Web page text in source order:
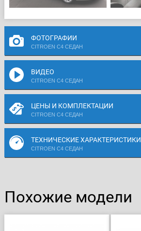
ФОТОГРАФИИ
CITROEN C4 СЕДАН
ВИДЕО
CITROEN C4 СЕДАН
ЦЕНЫ И КОМПЛЕКТАЦИИ
CITROEN C4 СЕДАН
ТЕХНИЧЕСКИЕ ХАРАКТЕРИСТИКИ
CITROEN C4 СЕДАН
Похожие модели